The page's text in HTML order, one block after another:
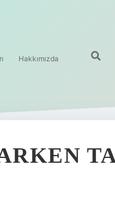
Hakkımızda